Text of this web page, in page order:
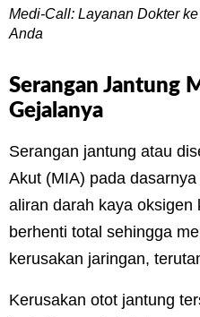
Medi-Call: Layanan Dokter
Anda
Serangan Jantung
Gejalanya
Serangan jantung atau
Akut (MIA) pada
aliran darah kaya oksigen
berhenti total sehingga
kerusakan jaringan,
Kerusakan otot jantung